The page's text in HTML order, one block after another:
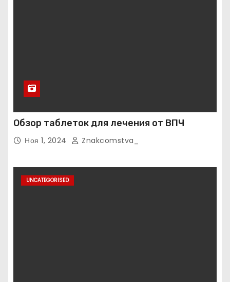
Обзор таблеток для лечения от ВПЧ
Ноя 1, 2024 Znakcomstva_
UNCATEGORISED